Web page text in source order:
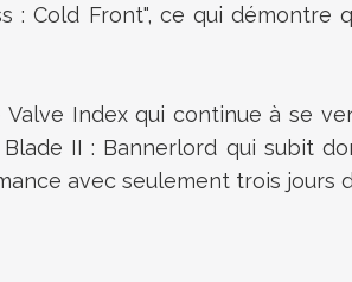
: Cold Front", ce qui
Index qui continue à se
II : Bannerlord qui subit
avec seulement trois jours